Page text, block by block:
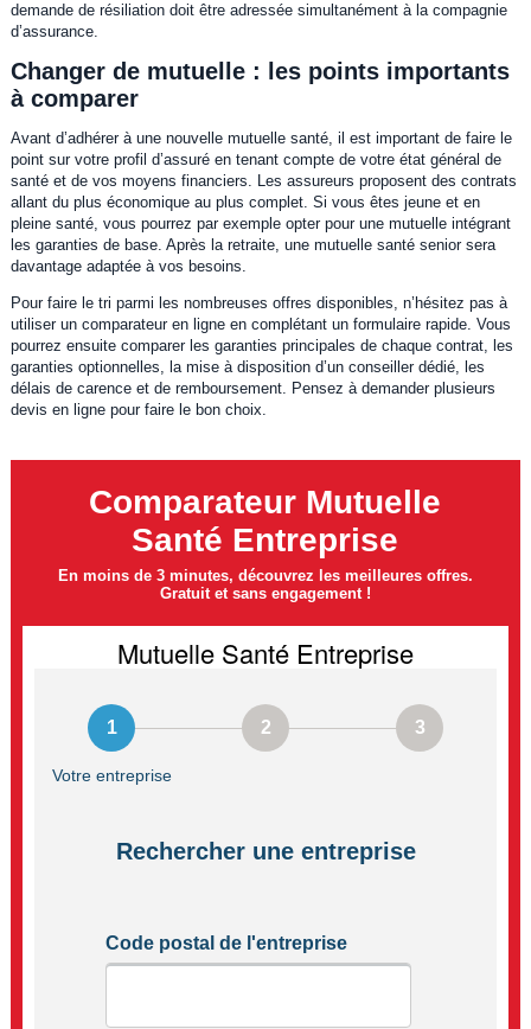
demande de résiliation doit être adressée simultanément à la compagnie
d’assurance.
Changer de mutuelle : les points importants
à comparer
Avant d’adhérer à une nouvelle mutuelle santé, il est important de faire le
point sur votre profil d’assuré en tenant compte de votre état général de
santé et de vos moyens financiers. Les assureurs proposent des contrats
allant du plus économique au plus complet. Si vous êtes jeune et en
pleine santé, vous pourrez par exemple opter pour une mutuelle intégrant
les garanties de base. Après la retraite, une mutuelle santé senior sera
davantage adaptée à vos besoins.
Pour faire le tri parmi les nombreuses offres disponibles, n’hésitez pas à
utiliser un comparateur en ligne en complétant un formulaire rapide. Vous
pourrez ensuite comparer les garanties principales de chaque contrat, les
garanties optionnelles, la mise à disposition d’un conseiller dédié, les
délais de carence et de remboursement. Pensez à demander plusieurs
devis en ligne pour faire le bon choix.
Comparateur Mutuelle
Santé Entreprise
En moins de 3 minutes, découvrez les meilleures offres.
Gratuit et sans engagement !